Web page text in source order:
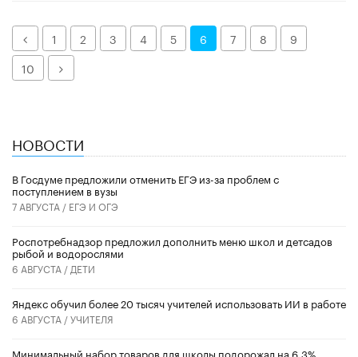
Назад1 2 3 4 5 6 7 8
9
10
Далее
НОВОСТИ
В Госдуме предложили отменить ЕГЭ из-за проблем с
поступлением в вузы
7 АВГУСТА / ЕГЭ И ОГЭ
Роспотребнадзор предложил дополнить меню школ и детсадов
рыбой и водорослями
6 АВГУСТА / ДЕТИ
​Яндекс обучил более 20 тысяч учителей использовать ИИ в работе
6 АВГУСТА /УЧИТЕЛЯ
Минимальный набор товаров для школы подорожал на 6,3%